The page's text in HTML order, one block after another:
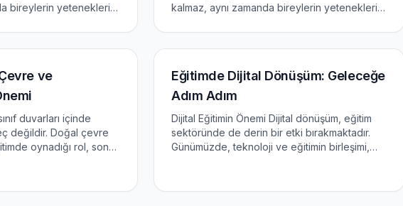
bireylerin yeteneklerini
daha iyi
kalmaz, aynı zamanda bireylerin yeteneklerini
anlamalarına ve hayatlarını daha iyi
yönetmelerine olanak...
ve
duvarları içinde
değildir. Doğal çevre
oynadığı rol, son
Eğitimde Dijital Dönüşüm: Geleceğe
Adım Adım
Dijital Eğitimin Önemi Dijital dönüşüm, eğitim
sektöründe de derin bir etki bırakmaktadır.
Günümüzde, teknoloji ve eğitimin birleşimi,
öğrenciler...